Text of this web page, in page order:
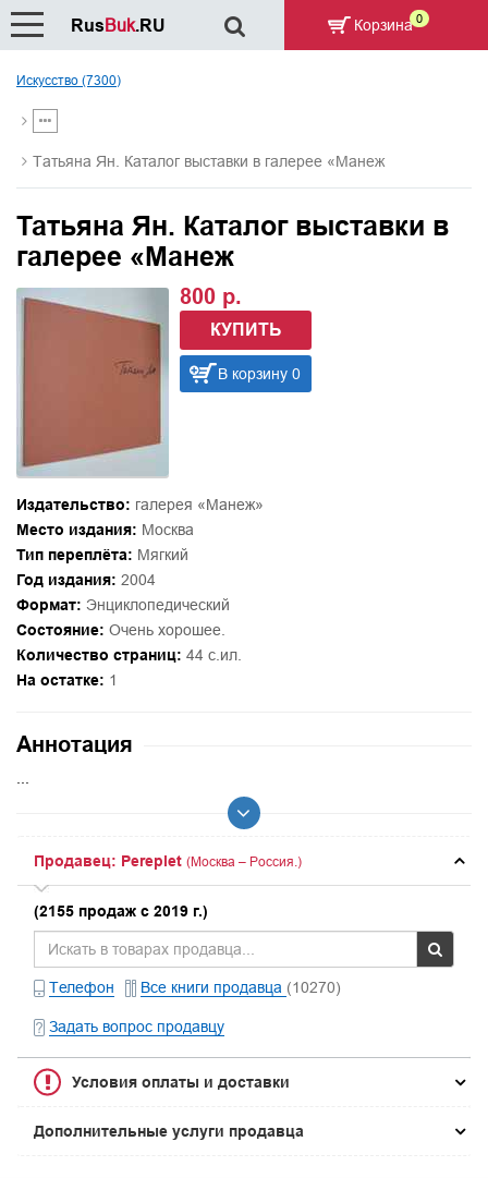
Искусство (7300)
Татьяна Ян. Каталог выставки в галерее «Манеж
Татьяна Ян. Каталог выставки в
галерее «Манеж
800 р.
КУПИТЬ
В корзину 0
Издательство: галерея «Манеж»
Место издания: Москва
Тип переплёта: Мягкий
Год издания: 2004
Формат: Энциклопедический
Состояние: Очень хорошее.
Количество страниц: 44 с.ил.
На остатке: 1
Аннотация
Продавец: Pereplet (Москва – Россия.)
(2155 продаж с 2019 г.)
Телефон Все книги продавца (10270)
Задать вопрос продавцу
Условия оплаты и доставки
Дополнительные услуги продавца
RusBuk.RU Корзина 0